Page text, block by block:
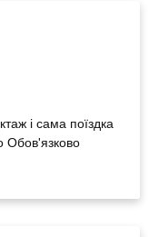
і сама поїздка
Обов'язково